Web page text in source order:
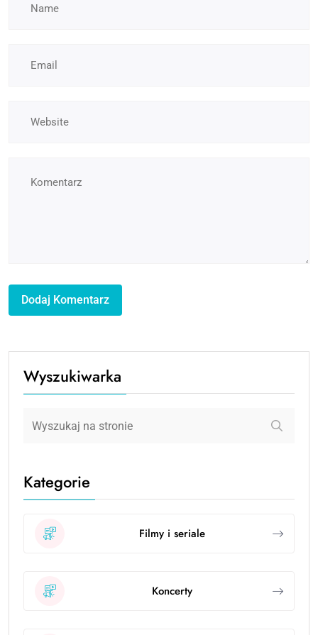
Wyszukiwarka
Kategorie
Filmy i seriale
Koncerty